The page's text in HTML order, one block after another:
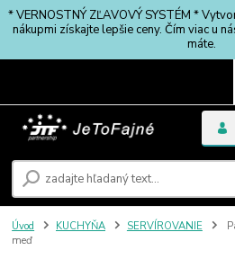
* VERNOSTNÝ ZĽAVOVÝ SYSTÉM *
nákupmi získajte lepšie ceny. Čím viac u
máte.
Úvod KUCHYŇA SERVÍROVANIE
meď